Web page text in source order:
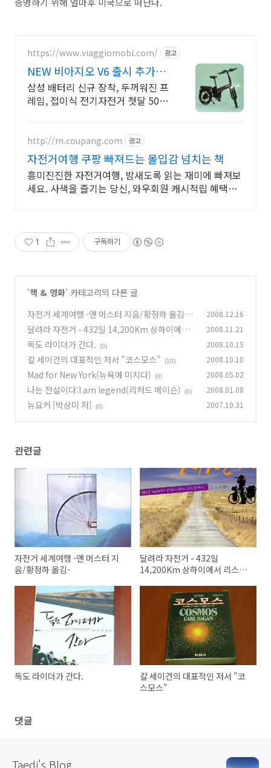
https://www.viaggiomobi.com/ 광고
NEW 비아지오 V6 출시 추가금
0원, 출퇴근자전거마련
삼성 배터리 신규 장착, 두꺼워진 프
레임, 접이식 전기자전거 첫달 50원
http://m.coupang.com 광고
자전거여행 쿠팡 빠져드는 몰입감 넘치는 책
흥미진진한 자전거여행, 밤새도록 읽는 재미에 빠져보
세요. 사색을 즐기는 당신, 와우회원 캐시적립 혜택으
1 구독하기
'책 & 영화' 카테고리의 다른 글
자전거 세계여행 -앤 머스터 지음/황정하 옮김-
(2)
2008.12.16
달려라 자전거 - 432일 14,200Km 상하이에서
리스본까지 - (0)
2008.11.21
독도 라이더가 간다. (0) 2008.10.15
칼 세이건의 대표적인 저서 "코스모스" (10) 2008.10.10
Mad for New York(뉴욕에 미치다) (0) 2008.05.02
나는 전설이다:I am legend(리처드 메이슨) (0) 2008.01.08
뉴요커 [박상미 저] (0) 2007.10.31
관련글
자전거 세계여행 -앤 머스터 지
음/황정하 옮김-
달려라 자전거 - 432일
14,200Km 상하이에서 리스본
독도 라이더가 간다.
칼 세이건의 대표적인 저서 "코
스모스"
댓글
Taedi's Blog